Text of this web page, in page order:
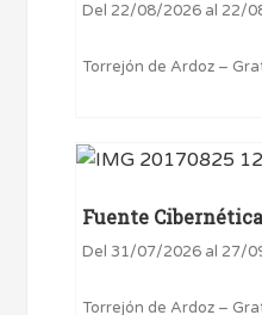
Del 22/08/2026 al 22/
Torrejón de Ardoz –
Fuente
Del 31/07/2026 al 27/
Torrejón de Ardoz –